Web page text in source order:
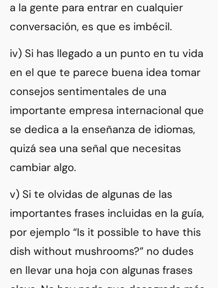
a la gente para entrar en cualquier
conversación, es que es imbécil.
iv) Si has llegado a un punto en tu vida
en el que te parece buena idea tomar
consejos sentimentales de una
importante empresa internacional que
se dedica a la enseñanza de idiomas,
quizá sea una señal que necesitas
cambiar algo.
v) Si te olvidas de algunas de las
importantes frases incluidas en la guía,
por ejemplo “Is it possible to have this
dish without mushrooms?” no dudes
en llevar una hoja con algunas frases